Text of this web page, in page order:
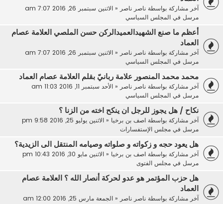
آخر مشاركة بواسطة ناصر ناصر« الاثنين سبتمبر 26, 2016 7:07 am
مرسل في المجلس السياسي
أعظم ما صنع الشهيدالعميدالركن حسن الملصي العلامة عصام
العماد
آخر مشاركة بواسطة ناصر ناصر« الاثنين سبتمبر 26, 2016 7:07 am
مرسل في المجلس السياسي
محمد محمد المنصور علامة ربانيّ بقلم العلامة عصام العماد
آخر مشاركة بواسطة ناصر ناصر« الأحد سبتمبر 11, 2016 11:03 am
مرسل في المجلس السياسي
نكاح / هل يجوز للرجل ان ينكح اخته من الزنا ؟
آخر مشاركة بواسطة اصف بن برخيا« الاثنين يوليو 25, 2016 9:58 pm
مرسل في مجلس الإستفسارات
هل يعود حجه و زكواته و صلواته وصيامه المنتقل الى الزيدية؟
آخر مشاركة بواسطة اصف بن برخيا« الاثنين مايو 30, 2016 10:43 pm
مرسل في مجلس الفتوى
هل حزب المؤتمر هو عدو لحركة أنصار الله ؟ العلامة عصام
العماد
آخر مشاركة بواسطة ناصر ناصر« الجمعة مارس 25, 2016 12:00 am